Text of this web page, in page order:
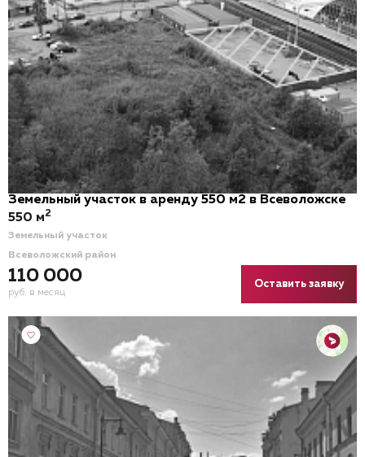
Земельный участок в аренду 550 м2 в Всеволожске
Земельный участок
Всеволожский район
110 000
руб. в месяц
550 м2
Оставить заявку